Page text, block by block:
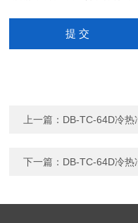
上一篇： DB-TC-64D冷热
下一篇： DB-TC-64D冷热